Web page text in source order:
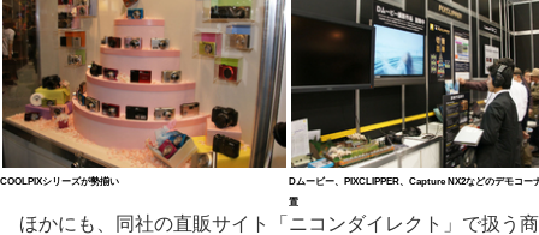
COOLPIXシリーズが勢揃い
Dムービー、PIXCLIPPER、Capture NX2などのデモコー
置
ほかにも、同社の直販サイト「ニコンダイレクト」で扱う商